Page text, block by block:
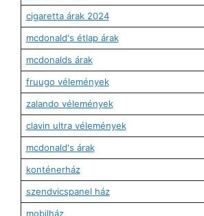
cigaretta árak 2024
mcdonald's étlap árak
mcdonalds árak
fruugo vélemények
zalando vélemények
clavin ultra vélemények
mcdonald's árak
konténerház
szendvicspanel ház
mobilház